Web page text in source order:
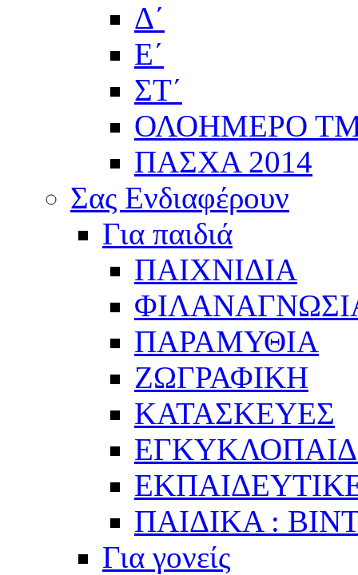
Δ΄
Ε΄
ΣΤ΄
ΟΛΟΗΜΕΡΟ
ΠΑΣΧΑ 2014
Σας Ενδιαφέρουν
Για παιδιά
ΠΑΙΧΝΙΔΙΑ
ΠΑΡΑΜΥΘΙΑ
ΖΩΓΡΑΦΙΚΗ
ΚΑΤΑΣΚΕΥΕΣ
ΠΑΙΔΙΚΑ :
Για γονείς